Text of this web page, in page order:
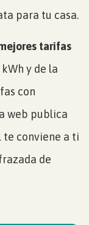
para tu casa.
tarifas
y de la
con
web publica
conviene a ti
de